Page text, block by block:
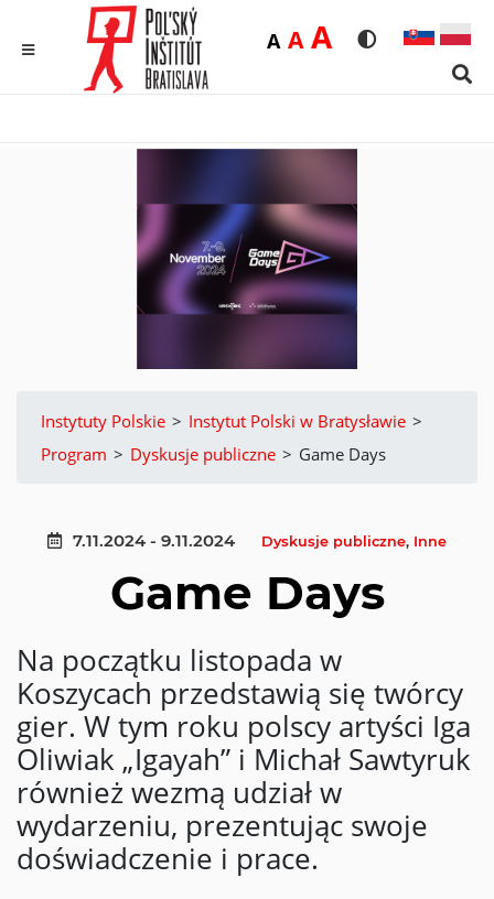
Rozmiar
ADomyślna
AŚrednia
ADużaWersja
Instytuty Polskie > Instytut Polski w Bratysławie >
Program > Dyskusje publiczne > Game Days
7.11.2024 - 9.11.2024 Dyskusje publiczne, Inne
Game Days
Na początku listopada w
Koszycach przedstawią się twórcy
gier. W tym roku polscy artyści Iga
Oliwiak „Igayah” i Michał Sawtyruk
również wezmą udział w
wydarzeniu, prezentując swoje
doświadczenie i prace.